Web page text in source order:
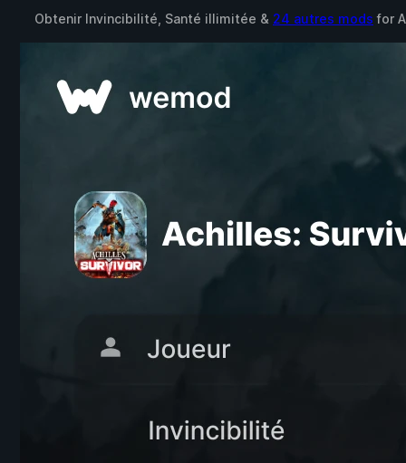
Obtenir Invincibilité, Santé illimitée & 24 autres mods for